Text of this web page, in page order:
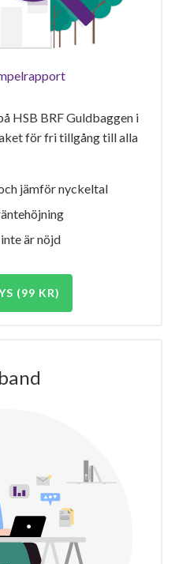
HSB BRF Guldbaggen i
för fri tillgång till alla
jämför nyckeltal
är nöjd
(99 KR)